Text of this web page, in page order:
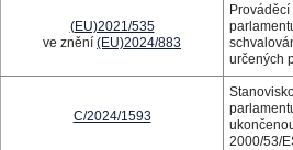
(EU)2021/535
ve znění (EU)2024/883
určených
C/2024/1593
2000/53/